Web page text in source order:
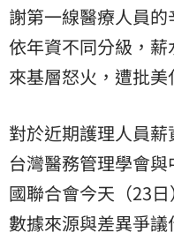
謝第一線醫療人員的
依年資不同分級，
來基層怒火，遭批美
對於近期護理人員薪
台灣醫務管理學會與
國聯合會今天（23
數據來源與差異爭議